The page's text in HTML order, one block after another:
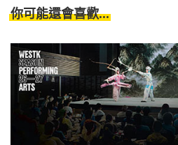
你可能還會喜歡...